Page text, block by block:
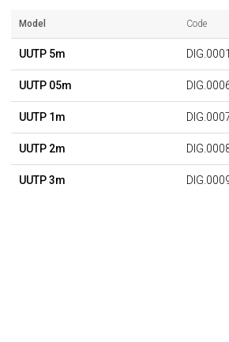
Model Code
UUTP 5m
UUTP 05m
UUTP 1m
UUTP 2m
UUTP 3m